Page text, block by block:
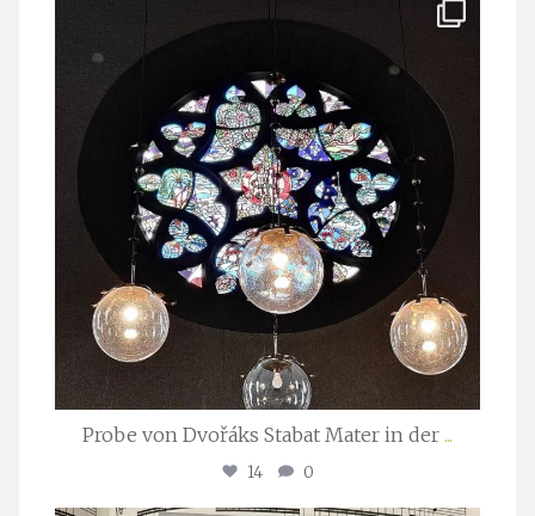
Apr. 1
Probe von Dvořáks Stabat Mater in der ...
14 0